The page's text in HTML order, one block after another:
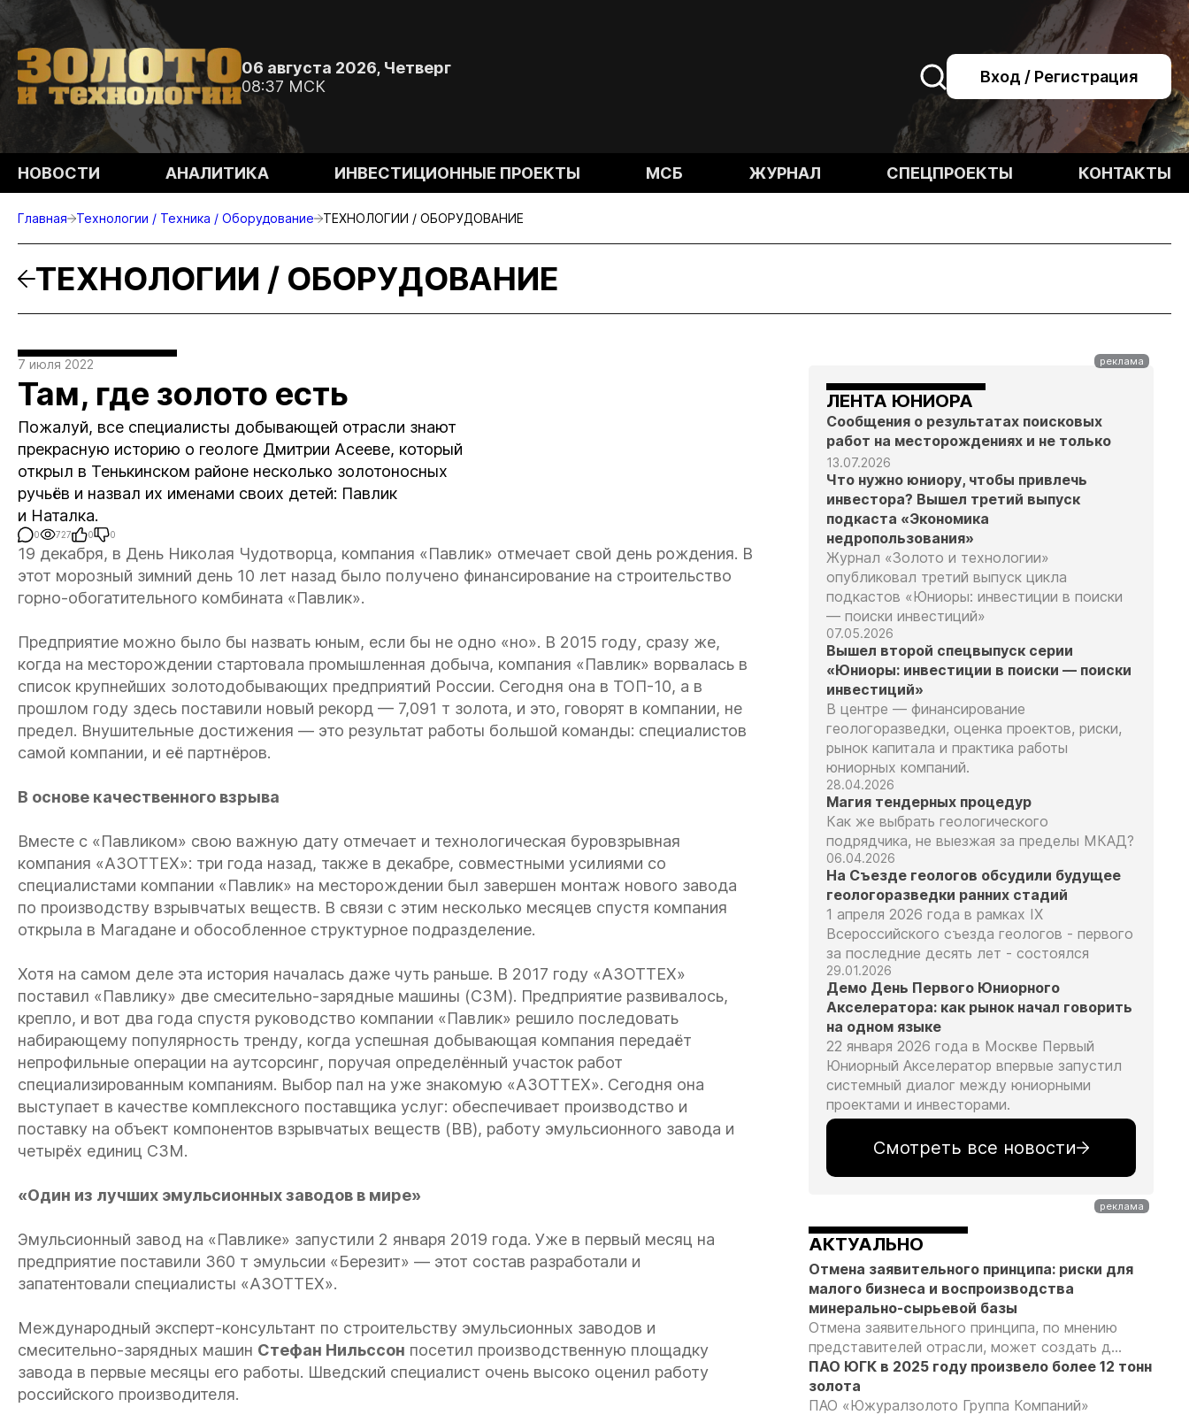
06 августа 2026, Четверг
08:37 МСК
Вход / Регистрация
НОВОСТИ АНАЛИТИКА ИНВЕСТИЦИОННЫЕ ПРОЕКТЫ МСБ ЖУРНАЛ СПЕЦПРОЕКТЫ КОНТАКТЫ
Главная Технологии / Техника / Оборудование ТЕХНОЛОГИИ / ОБОРУДОВАНИЕ
ТЕХНОЛОГИИ / ОБОРУДОВАНИЕ
7 июля 2022
Там, где золото есть
Пожалуй, все специалисты добывающей отрасли знают
прекрасную историю о геологе Дмитрии Асееве, который
открыл в Тенькинском районе несколько золотоносных
ручьёв и назвал их именами своих детей: Павлик
и Наталка.
0 727 0 0
19 декабря, в День Николая Чудотворца, компания «Павлик» отмечает свой день рождения. В
этот морозный зимний день 10 лет назад было получено финансирование на строительство
горно-обогатительного комбината «Павлик».
Предприятие можно было бы назвать юным, если бы не одно «но». В 2015 году, сразу же,
когда на месторождении стартовала промышленная добыча, компания «Павлик» ворвалась в
список крупнейших золотодобывающих предприятий России. Сегодня она в ТОП-10, а в
прошлом году здесь поставили новый рекорд — 7,091 т золота, и это, говорят в компании, не
предел. Внушительные достижения — это результат работы большой команды: специалистов
самой компании, и её партнёров.
В основе качественного взрыва
Вместе с «Павликом» свою важную дату отмечает и технологическая буровзрывная
компания «АЗОТТЕХ»: три года назад, также в декабре, совместными усилиями со
специалистами компании «Павлик» на месторождении был завершен монтаж нового завода
по производству взрывчатых веществ. В связи с этим несколько месяцев спустя компания
открыла в Магадане и обособленное структурное подразделение.
Хотя на самом деле эта история началась даже чуть раньше. В 2017 году «АЗОТТЕХ»
поставил «Павлику» две смесительно-зарядные машины (СЗМ). Предприятие развивалось,
крепло, и вот два года спустя руководство компании «Павлик» решило последовать
набирающему популярность тренду, когда успешная добывающая компания передаёт
непрофильные операции на аутсорсинг, поручая определённый участок работ
специализированным компаниям. Выбор пал на уже знакомую «АЗОТТЕХ». Сегодня она
выступает в качестве комплексного поставщика услуг: обеспечивает производство и
поставку на объект компонентов взрывчатых веществ (ВВ), работу эмульсионного завода и
четырёх единиц СЗМ.
«Один из лучших эмульсионных заводов в мире»
Эмульсионный завод на «Павлике» запустили 2 января 2019 года. Уже в первый месяц на
предприятие поставили 360 т эмульсии «Березит» — этот состав разработали и
запатентовали специалисты «АЗОТТЕХ».
Международный эксперт-консультант по строительству эмульсионных заводов и
смесительно-зарядных машин Стефан Нильссон посетил производственную площадку
завода в первые месяцы его работы. Шведский специалист очень высоко оценил работу
российского производителя.
ЛЕНТА ЮНИОРА
Сообщения о результатах поисковых
работ на месторождениях и не только
13.07.2026
Что нужно юниору, чтобы привлечь
инвестора? Вышел третий выпуск
подкаста «Экономика
недропользования»
Журнал «Золото и технологии»
опубликовал третий выпуск цикла
подкастов «Юниоры: инвестиции в поиски
— поиски инвестиций»
07.05.2026
Вышел второй спецвыпуск серии
«Юниоры: инвестиции в поиски — поиски
инвестиций»
В центре — финансирование
геологоразведки, оценка проектов, риски,
рынок капитала и практика работы
юниорных компаний.
28.04.2026
Магия тендерных процедур
Как же выбрать геологического
подрядчика, не выезжая за пределы МКАД?
06.04.2026
На Съезде геологов обсудили будущее
геологоразведки ранних стадий
1 апреля 2026 года в рамках IX
Всероссийского съезда геологов - первого
за последние десять лет - состоялся
29.01.2026
Демо День Первого Юниорного
Акселератора: как рынок начал говорить
на одном языке
22 января 2026 года в Москве Первый
Юниорный Акселератор впервые запустил
системный диалог между юниорными
проектами и инвесторами.
Смотреть все новости
АКТУАЛЬНО
Отмена заявительного принципа: риски для
малого бизнеса и воспроизводства
минерально-сырьевой базы
Отмена заявительного принципа, по мнению
представителей отрасли, может создать д...
ПАО ЮГК в 2025 году произвело более 12 тонн
золота
ПАО «Южуралзолото Группа Компаний»